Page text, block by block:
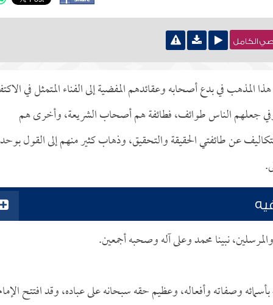
الكامل
في بدع أصحابه وعقائدهم المفضية إلى الفناء المتمثل في
وفي جعلهم الناس طوائف، فطائفة هم أصحاب الشريعة، وأخرى هم
عن طائفتي الحقيقة والتحقيق، وذهاب كثير منهم إلى القول
نبينا محمد وعلى آله وصحبه أجمعين.
وصفاته وأفعاله، وعظيم حقه سبحانه على عباده، وقد افتتح